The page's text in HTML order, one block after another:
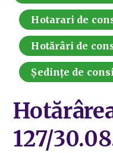
Hotarari de
Hotărâri de
Ședințe de
127/